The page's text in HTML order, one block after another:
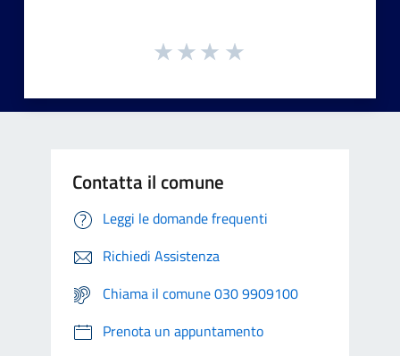
Contatta il comune
Leggi le domande frequenti
Richiedi Assistenza
Chiama il comune 030 9909100
Prenota un appuntamento